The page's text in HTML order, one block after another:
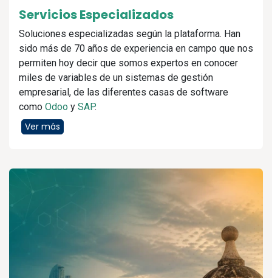
Servicios Especializados
Soluciones especializadas según la plataforma. Han
sido más de 70 años de experiencia en campo que nos
permiten hoy decir que somos expertos en conocer
miles de variables de un sistemas de gestión
empresarial, de las diferentes casas de software
como Odoo y SAP.
Ver más